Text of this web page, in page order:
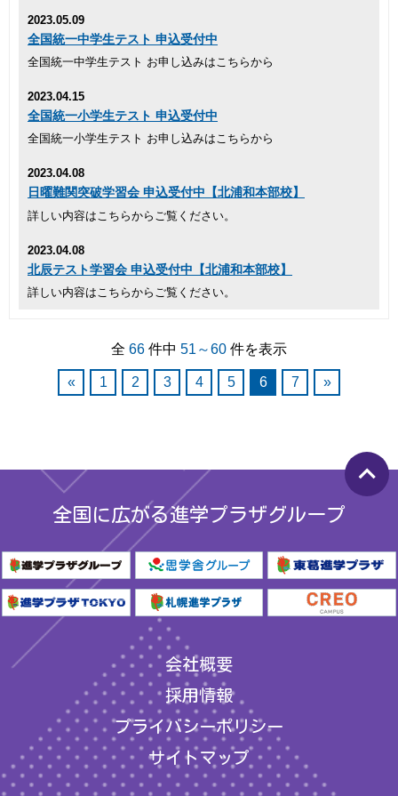
2023.05.09
全国統一中学生テスト 申込受付中
全国統一中学生テスト お申し込みはこちらから
2023.04.15
全国統一小学生テスト 申込受付中
全国統一小学生テスト お申し込みはこちらから
2023.04.08
日曜難関突破学習会 申込受付中【北浦和本部校】
詳しい内容はこちらからご覧ください。
2023.04.08
北辰テスト学習会 申込受付中【北浦和本部校】
詳しい内容はこちらからご覧ください。
全 66 件中 51～60 件を表示
« 1 2 3 4 5 6 7 »
keyboard_arrow_up
全国に広がる進学プラザグループ
会社概要
採用情報
プライバシーポリシー
サイトマップ